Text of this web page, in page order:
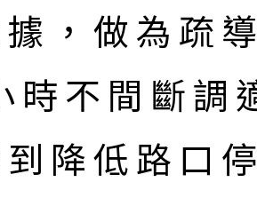
，做為疏
時不間斷調
降低路口